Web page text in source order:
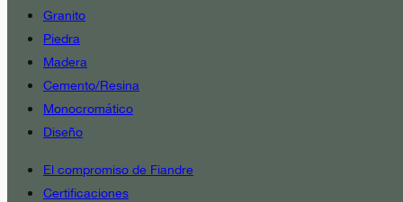
Granito
Piedra
Madera
Cemento/Resina
Monocromático
Diseño
El compromiso de Fiandre
Certificaciones